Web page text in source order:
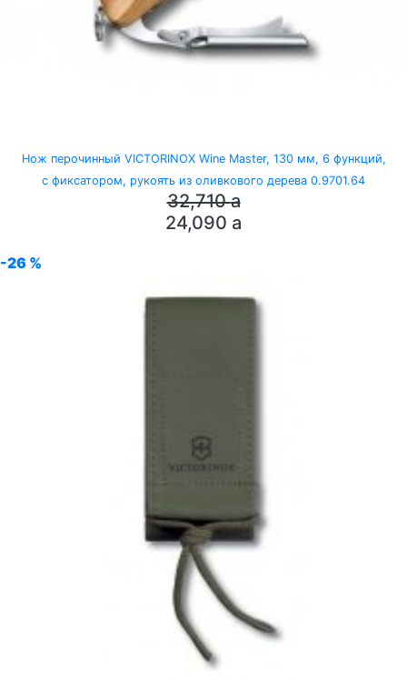
Нож перочинный VICTORINOX Wine Master, 130 мм, 6 функций,
с фиксатором, рукоять из оливкового дерева 0.9701.64
32,710a
24,090 a
-26 %